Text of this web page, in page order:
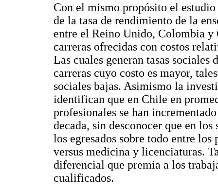
Con el mismo propósito el
de la tasa de rendimiento de la
entre el Reino Unido, Colombia y
carreras ofrecidas con costos
Las cuales generan tasas
carreras cuyo costo es mayor,
sociales bajas. Asimismo la
identifican que en Chile en
profesionales se han
decada, sin desconocer que en
los egresados sobre todo entre
versus medicina y licenciaturas.
diferencial que premia a los
cualificados.